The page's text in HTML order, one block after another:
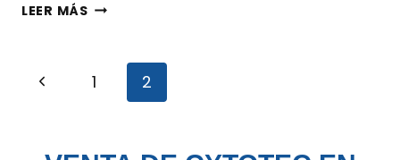
LEER MÁS
1 2